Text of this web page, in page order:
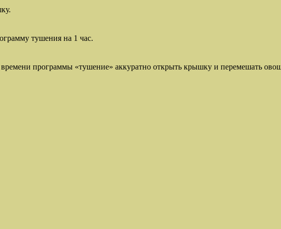
тушения на 1 час.
программы «тушение» аккуратно открыть крышку и перемешать